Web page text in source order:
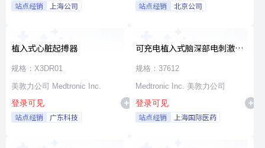
站点经销 上海公司 站点经销 北京公司
植入式心脏起搏器
规格：X3DR01
美敦力公司 Medtronic Inc.
登录可见
站点经销 广东科技
可充电植入式脑深部电刺激脉
冲发生器套件
规格：37612
Medtronic Inc. 美敦力公司
登录可见
站点经销 上海国际医药